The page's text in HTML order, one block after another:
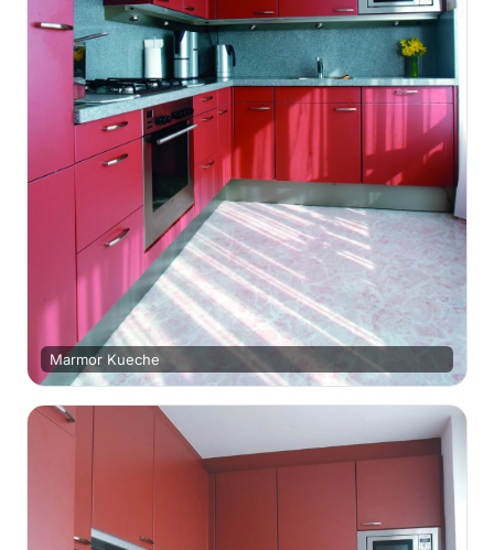
Marmor Kueche